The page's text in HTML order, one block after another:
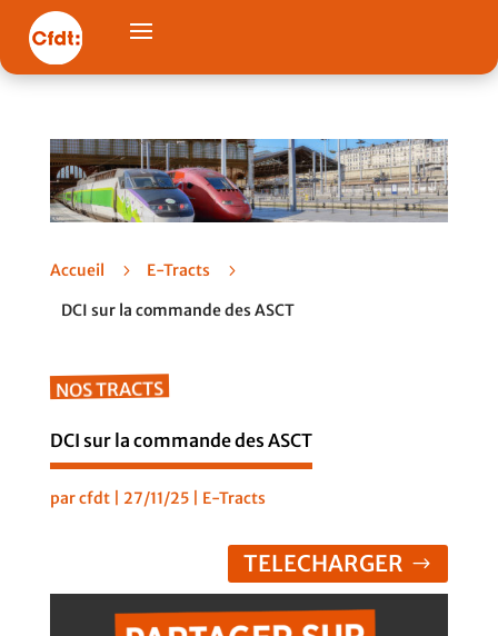
Accueil 5 E-Tracts
5
DCI sur la commande des ASCT
NOS TRACTS
DCI sur la commande des ASCT
parcfdt| 27/11/25| E-Tracts
TELECHARGER